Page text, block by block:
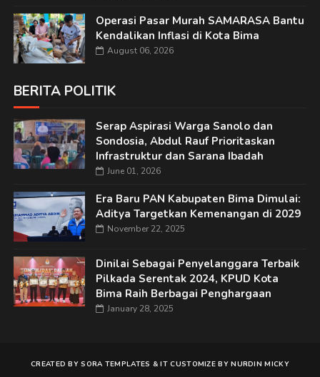
Operasi Pasar Murah SAMARASA Bantu
Kendalikan Inflasi di Kota Bima
August 06, 2026
BERITA POLITIK
Serap Aspirasi Warga Sanolo dan
Sondosia, Abdul Rauf Prioritaskan
Infrastruktur dan Sarana Ibadah
June 01, 2026
Era Baru PAN Kabupaten Bima Dimulai:
Aditya Targetkan Kemenangan di 2029
November 22, 2025
Dinilai Sebagai Penyelanggara Terbaik
Pilkada Serentak 2024, KPUD Kota
Bima Raih Berbagai Penghargaan
January 28, 2025
CREATED BYSORA TEMPLATES &IT CUSTOMIZE BYNURDIN MICKY